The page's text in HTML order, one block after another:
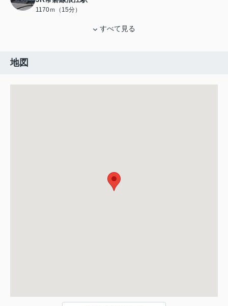
1170ｍ（15分）
すべて見る
地図